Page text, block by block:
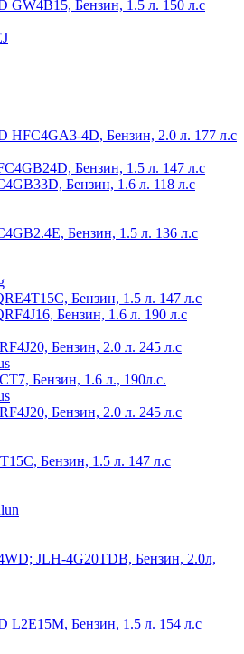
GW4B15, Бензин, 1.5 л. 150 л.с
HFC4GA3-4D, Бензин, 2.0 л. 177 л.с
Бензин, 1.5 л. 147 л.с
Бензин, 1.6 л. 118 л.с
Бензин, 1.5 л. 136 л.с
Бензин, 1.5 л. 147 л.с
Бензин, 1.6 л. 190 л.с
Бензин, 2.0 л. 245 л.с
Бензин, 1.6 л., 190л.с.
Бензин, 2.0 л. 245 л.с
Бензин, 1.5 л. 147 л.с
JLH-4G20TDB, Бензин, 2.0л,
L2E15M, Бензин, 1.5 л. 154 л.с